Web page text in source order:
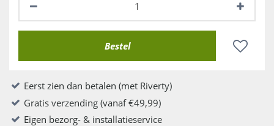
Eerst zien dan betalen (met Riverty)
Gratis verzending (vanaf €49,99)
Eigen bezorg- & installatieservice